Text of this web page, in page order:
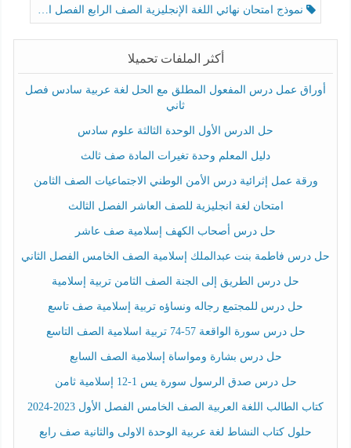
نموذج امتحان نهائي اللغة الإنجليزية الصف الرابع الفصل الثالث
أكثر الملفات تحميلا
أوراق عمل درس المفعول المطلق مع الحل لغة عربية سادس فصل
ثاني
حل الدرس الأول الوحدة الثالثة علوم سادس
دليل المعلم وحدة تغيرات المادة صف ثالث
ورقة عمل إثرائية درس الأمن الوطني الاجتماعيات الصف الثامن
امتحان لغة انجليزية للصف العاشر الفصل الثالث
حل درس أصحاب الكهف إسلامية صف عاشر
حل درس فاطمة بنت عبدالملك إسلامية الصف الخامس الفصل الثاني
حل درس الطريق إلى الجنة الصف الثامن تربية إسلامية
حل درس للمجتمع رجاله ونساؤه تربية إسلامية صف تاسع
حل درس سورة الواقعة 57-74 تربية اسلامية الصف التاسع
حل درس بشارة ومواساة إسلامية الصف السابع
حل درس صدق الرسول سورة يس 1-12 إسلامية ثامن
كتاب الطالب اللغة العربية الصف الخامس الفصل الأول 2023-2024
حلول كتاب النشاط لغة عربية الوحدة الاولى والثانية صف رابع